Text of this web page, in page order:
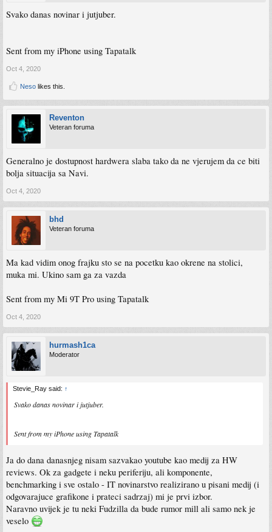
Svako danas novinar i jutjuber.
Sent from my iPhone using Tapatalk
Oct 4, 2020
Neso likes this.
Reventon
Veteran foruma
Generalno je dostupnost hardwera slaba tako da ne vjerujem da ce biti
bolja situacija sa Navi.
Oct 4, 2020
bhd
Veteran foruma
Ma kad vidim onog frajku sto se na pocetku kao okrene na stolici,
muka mi. Ukino sam ga za vazda
Sent from my Mi 9T Pro using Tapatalk
Oct 4, 2020
hurmash1ca
Moderator
Stevie_Ray said: ↑
Svako danas novinar i jutjuber.
Sent from my iPhone using Tapatalk
Ja do dana danasnjeg nisam sazvakao youtube kao medij za HW
reviews. Ok za gadgete i neku periferiju, ali komponente,
benchmarking i sve ostalo - IT novinarstvo realizirano u pisani medij (i
odgovarajuce grafikone i prateci sadrzaj) mi je prvi izbor.
Naravno uvijek je tu neki Fudzilla da bude rumor mill ali samo nek je
veselo